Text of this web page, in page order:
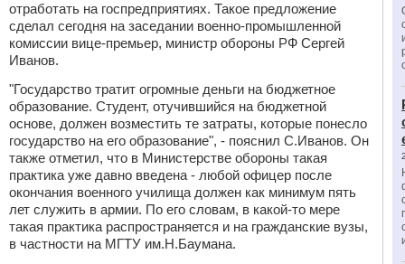
отработать на госпредприятиях. Такое предложение
сделал сегодня на заседании военно-промышленной
комиссии вице-премьер, министр обороны РФ Сергей
Иванов.
"Государство тратит огромные деньги на бюджетное
образование. Студент, отучившийся на бюджетной
основе, должен возместить те затраты, которые понесло
государство на его образование", - пояснил С.Иванов. Он
также отметил, что в Министерстве обороны такая
практика уже давно введена - любой офицер после
окончания военного училища должен как минимум пять
лет служить в армии. По его словам, в какой-то мере
такая практика распространяется и на гражданские вузы,
в частности на МГТУ им.Н.Баумана.